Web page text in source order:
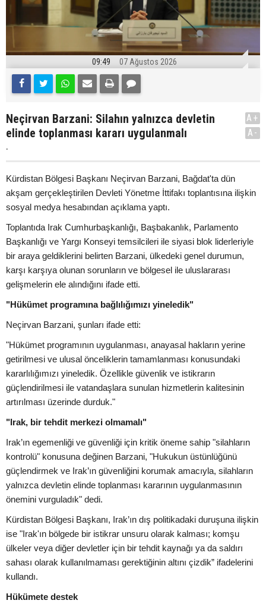
09:49 07 Ağustos 2026
Neçirvan Barzani: Silahın yalnızca devletin
elinde toplanması kararı uygulanmalı
.
A+
A-
Kürdistan Bölgesi Başkanı Neçirvan Barzani, Bağdat'ta dün
akşam gerçekleştirilen Devleti Yönetme İttifakı toplantısına ilişkin
sosyal medya hesabından açıklama yaptı.
Toplantıda Irak Cumhurbaşkanlığı, Başbakanlık, Parlamento
Başkanlığı ve Yargı Konseyi temsilcileri ile siyasi blok liderleriyle
bir araya geldiklerini belirten Barzani, ülkedeki genel durumun,
karşı karşıya olunan sorunların ve bölgesel ile uluslararası
gelişmelerin ele alındığını ifade etti.
"Hükümet programına bağlılığımızı yineledik"
Neçirvan Barzani, şunları ifade etti:
"Hükümet programının uygulanması, anayasal hakların yerine
getirilmesi ve ulusal önceliklerin tamamlanması konusundaki
kararlılığımızı yineledik. Özellikle güvenlik ve istikrarın
güçlendirilmesi ile vatandaşlara sunulan hizmetlerin kalitesinin
artırılması üzerinde durduk."
"Irak, bir tehdit merkezi olmamalı"
Irak’ın egemenliği ve güvenliği için kritik öneme sahip "silahların
kontrolü" konusuna değinen Barzani, "Hukukun üstünlüğünü
güçlendirmek ve Irak’ın güvenliğini korumak amacıyla, silahların
yalnızca devletin elinde toplanması kararının uygulanmasının
önemini vurguladık" dedi.
Kürdistan Bölgesi Başkanı, Irak’ın dış politikadaki duruşuna ilişkin
ise "Irak'ın bölgede bir istikrar unsuru olarak kalması; komşu
ülkeler veya diğer devletler için bir tehdit kaynağı ya da saldırı
sahası olarak kullanılmaması gerektiğinin altını çizdik” ifadelerini
kullandı.
Hükümete destek